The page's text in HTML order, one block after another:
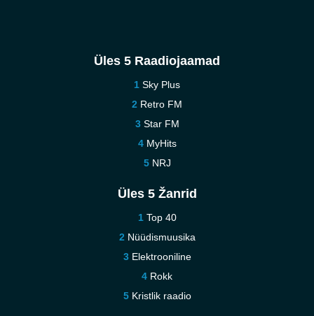
Üles 5 Raadiojaamad
Sky Plus
Retro FM
Star FM
MyHits
NRJ
Üles 5 Žanrid
Top 40
Nüüdismuusika
Elektrooniline
Rokk
Kristlik raadio